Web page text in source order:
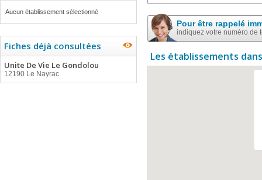
Aucun établissement sélectionné
Fiches déjà consultées
Unite De Vie Le Gondolou
12190 Le Nayrac
Pour être rappelé
indiquez votre numéro de
Les établissements